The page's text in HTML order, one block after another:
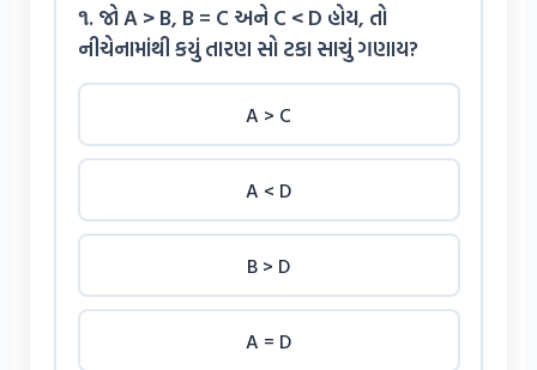
૧. જો A > B, B = C અને C < D હોય, તો
નીચેનામાંથી કયું તારણ સો ટકા સાચું ગણાય?
A > C
A < D
B > D
A = D